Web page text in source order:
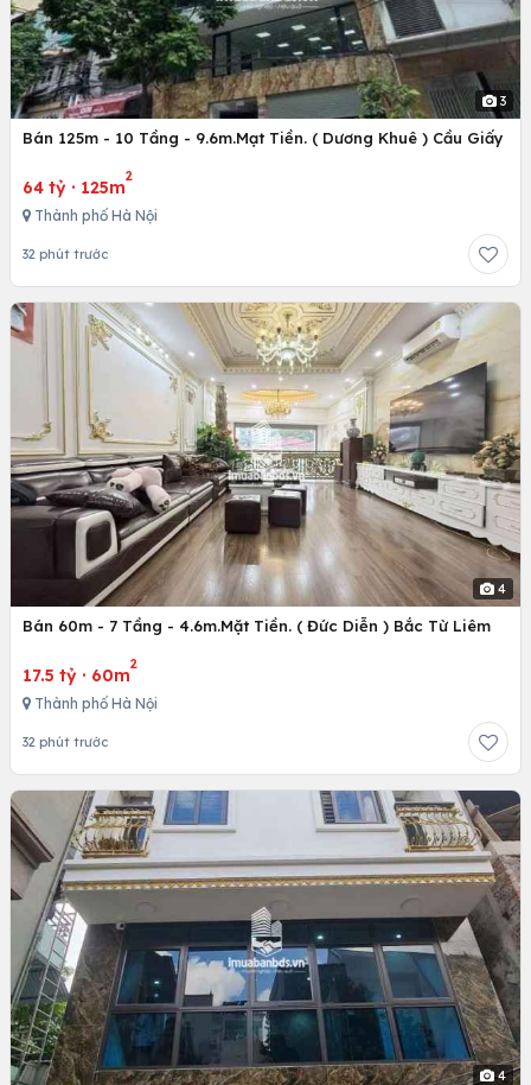
3
Bán 125m - 10 Tầng - 9.6m.Mạt Tiền. ( Dương Khuê ) Cầu Giấy
64 tỷ · 125m
2
Thành phố Hà Nội
32 phút trước
4
Bán 60m - 7 Tầng - 4.6m.Mặt Tiền. ( Đức Diễn ) Bắc Từ Liêm
17.5 tỷ · 60m
2
Thành phố Hà Nội
32 phút trước
4